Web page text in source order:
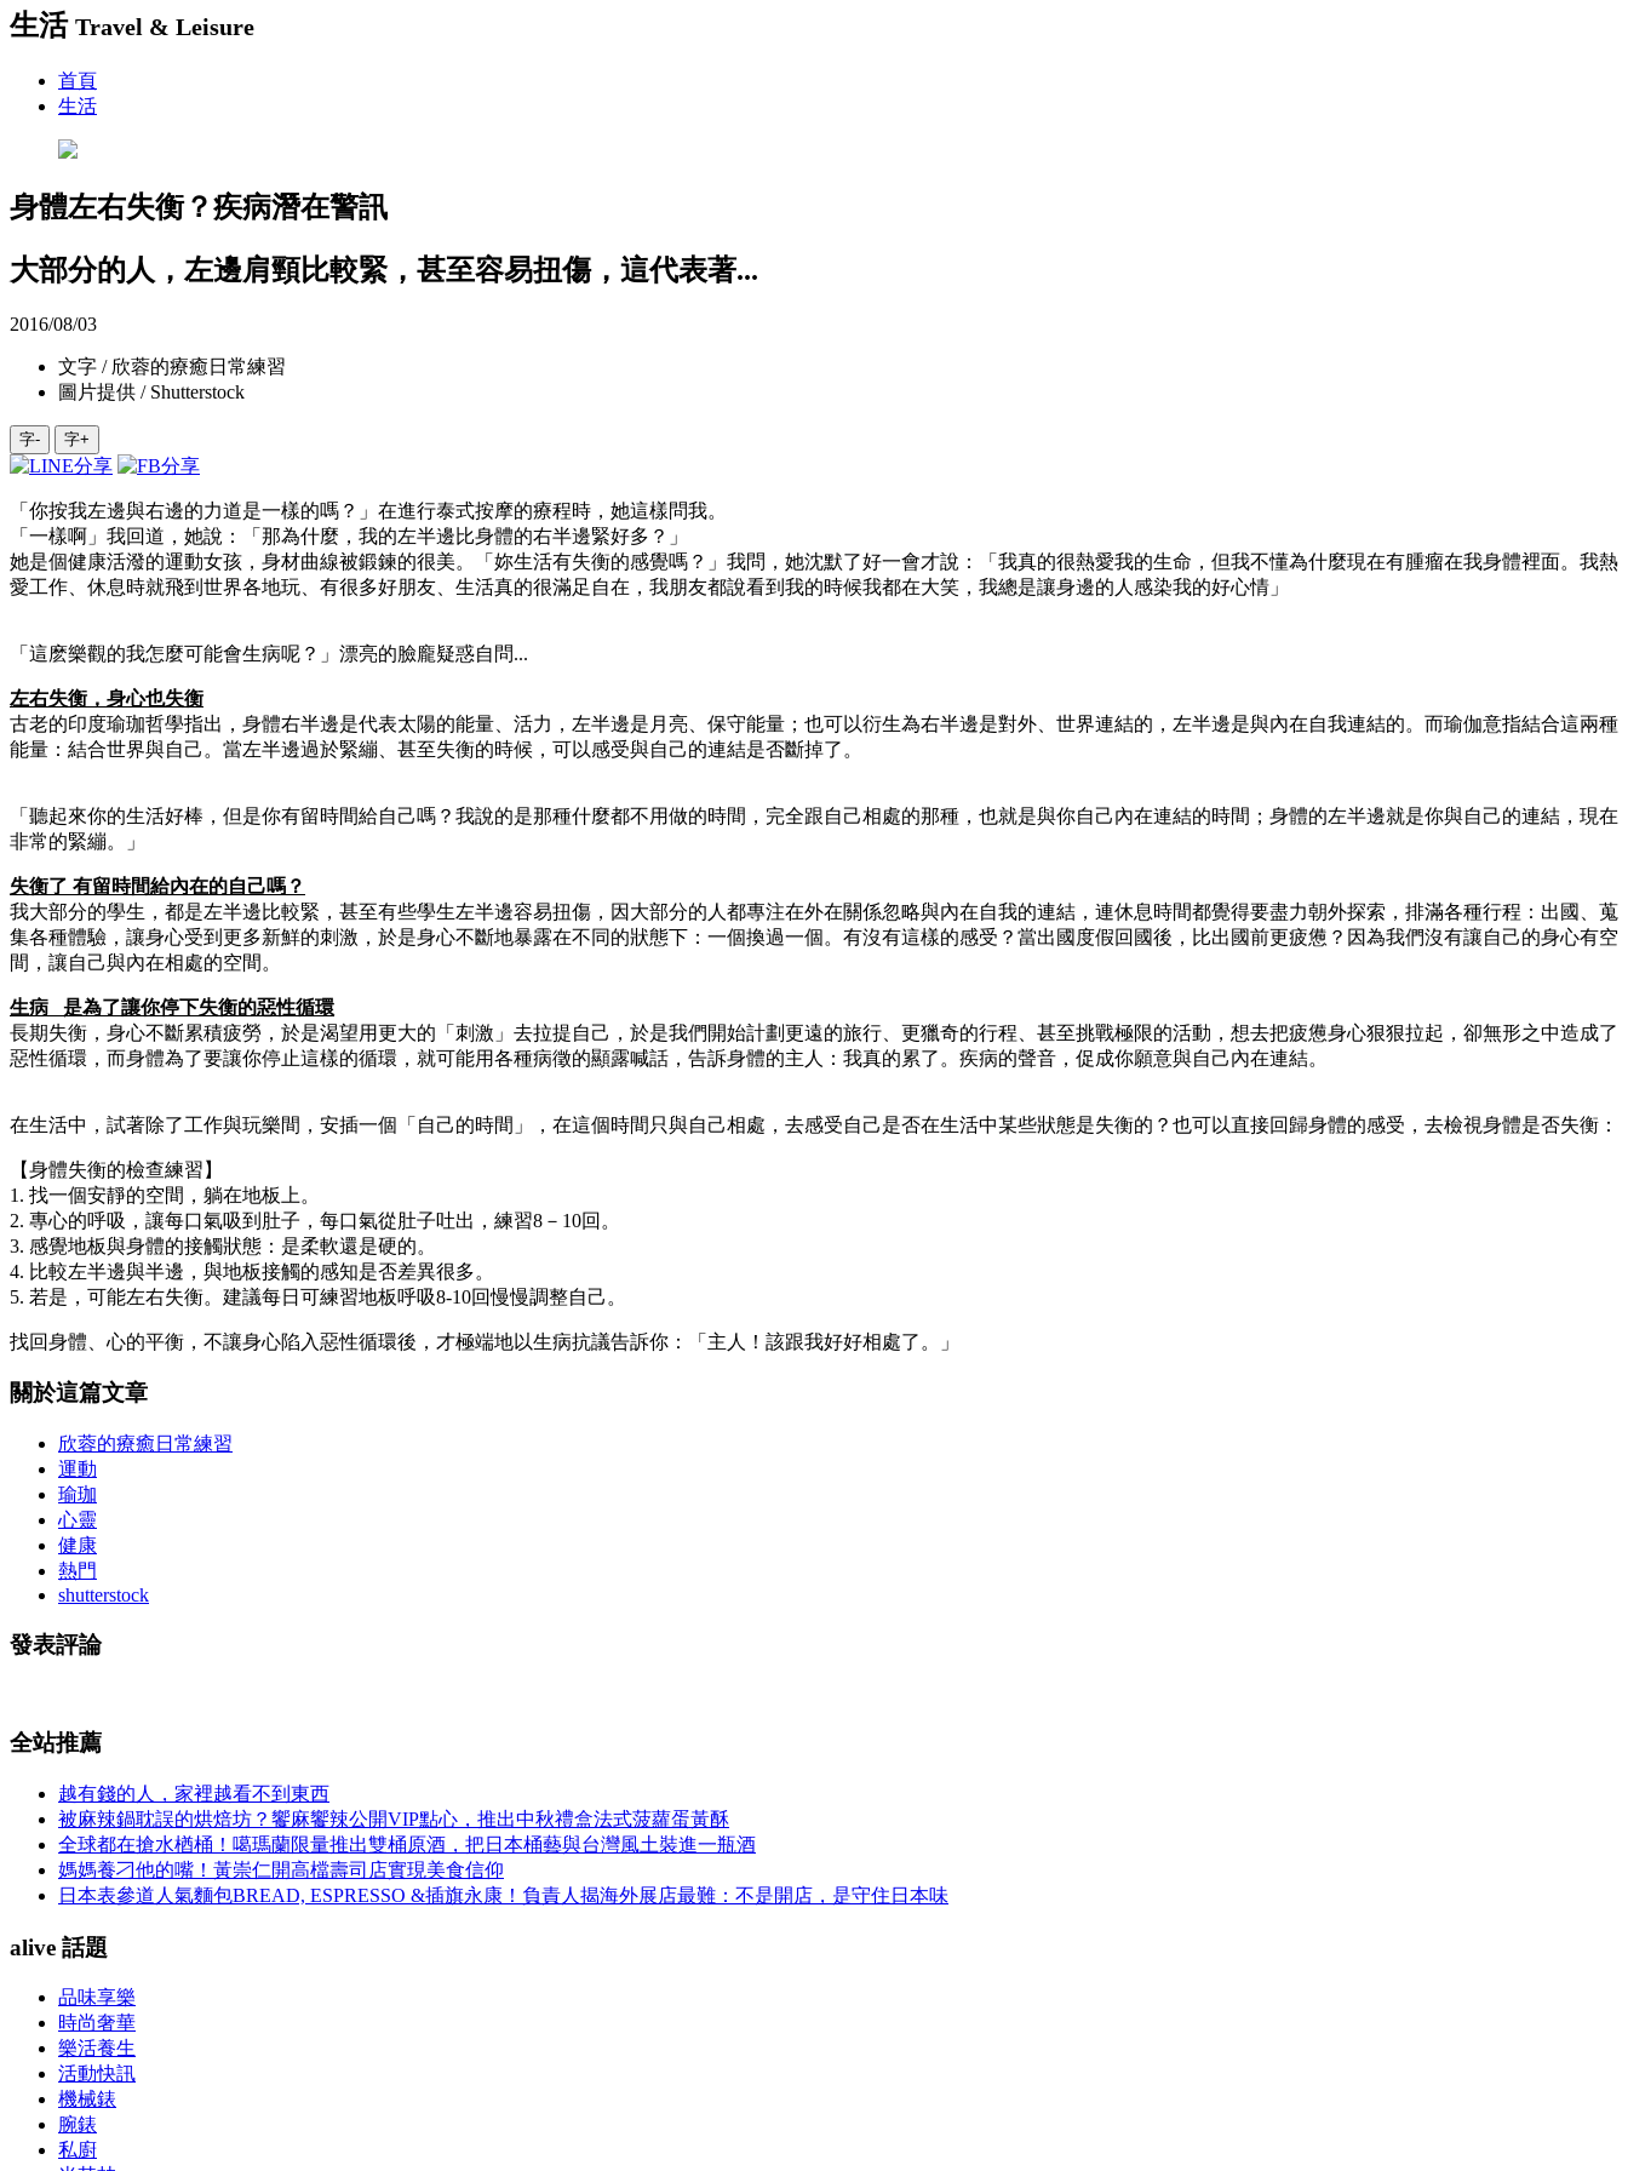
生活 Travel & Leisure
首頁
生活
身體左右失衡？疾病潛在警訊
大部分的人，左邊肩頸比較緊，甚至容易扭傷，這代表著...
2016/08/03
文字 / 欣蓉的療癒日常練習
圖片提供 / Shutterstock
字- 字+
「你按我左邊與右邊的力道是一樣的嗎？」在進行泰式按摩的療程時，她這樣問我。
「一樣啊」我回道，她說：「那為什麼，我的左半邊比身體的右半邊緊好多？」
她是個健康活潑的運動女孩，身材曲線被鍛鍊的很美。「妳生活有失衡的感覺嗎？」我問，她沈默了好一會才說：「我真的很熱愛我的生命，但我不懂為什麼現在有腫瘤在我身體裡面。我熱
愛工作、休息時就飛到世界各地玩、有很多好朋友、生活真的很滿足自在，我朋友都說看到我的時候我都在大笑，我總是讓身邊的人感染我的好心情」
「這麽樂觀的我怎麼可能會生病呢？」漂亮的臉龐疑惑自問...
左右失衡，身心也失衡
古老的印度瑜珈哲學指出，身體右半邊是代表太陽的能量、活力，左半邊是月亮、保守能量；也可以衍生為右半邊是對外、世界連結的，左半邊是與內在自我連結的。而瑜伽意指結合這兩種
能量：結合世界與自己。當左半邊過於緊繃、甚至失衡的時候，可以感受與自己的連結是否斷掉了。
「聽起來你的生活好棒，但是你有留時間給自己嗎？我說的是那種什麼都不用做的時間，完全跟自己相處的那種，也就是與你自己內在連結的時間；身體的左半邊就是你與自己的連結，現在
非常的緊繃。」
失衡了 有留時間給內在的自己嗎？
我大部分的學生，都是左半邊比較緊，甚至有些學生左半邊容易扭傷，因大部分的人都專注在外在關係忽略與內在自我的連結，連休息時間都覺得要盡力朝外探索，排滿各種行程：出國、蒐
集各種體驗，讓身心受到更多新鮮的刺激，於是身心不斷地暴露在不同的狀態下：一個換過一個。有沒有這樣的感受？當出國度假回國後，比出國前更疲憊？因為我們沒有讓自己的身心有空
間，讓自己與內在相處的空間。
生病 是為了讓你停下失衡的惡性循環
長期失衡，身心不斷累積疲勞，於是渴望用更大的「刺激」去拉提自己，於是我們開始計劃更遠的旅行、更獵奇的行程、甚至挑戰極限的活動，想去把疲憊身心狠狠拉起，卻無形之中造成了
惡性循環，而身體為了要讓你停止這樣的循環，就可能用各種病徵的顯露喊話，告訴身體的主人：我真的累了。疾病的聲音，促成你願意與自己內在連結。
在生活中，試著除了工作與玩樂間，安插一個「自己的時間」，在這個時間只與自己相處，去感受自己是否在生活中某些狀態是失衡的？也可以直接回歸身體的感受，去檢視身體是否失衡：
【身體失衡的檢查練習】
1. 找一個安靜的空間，躺在地板上。
2. 專心的呼吸，讓每口氣吸到肚子，每口氣從肚子吐出，練習8－10回。
3. 感覺地板與身體的接觸狀態：是柔軟還是硬的。
4. 比較左半邊與半邊，與地板接觸的感知是否差異很多。
5. 若是，可能左右失衡。建議每日可練習地板呼吸8-10回慢慢調整自己。
找回身體、心的平衡，不讓身心陷入惡性循環後，才極端地以生病抗議告訴你：「主人！該跟我好好相處了。」
關於這篇文章
欣蓉的療癒日常練習
運動
瑜珈
心靈
健康
熱門
shutterstock
發表評論
全站推薦
越有錢的人，家裡越看不到東西
被麻辣鍋耽誤的烘焙坊？饗麻饗辣公開VIP點心，推出中秋禮盒法式菠蘿蛋黃酥
全球都在搶水楢桶！噶瑪蘭限量推出雙桶原酒，把日本桶藝與台灣風土裝進一瓶酒
媽媽養刁他的嘴！黃崇仁開高檔壽司店實現美食信仰
日本表參道人氣麵包BREAD, ESPRESSO &插旗永康！負責人揭海外展店最難：不是開店，是守住日本味
alive 話題
品味享樂
時尚奢華
樂活養生
活動快訊
機械錶
腕錶
私廚